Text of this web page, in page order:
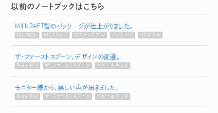
以前のノートブックはこちら
MILKRAFT製のパッケージが仕上がりました。
KIJIのこと MILKRAFT サスティナブル パッケージ リサイクル
ザ・ファーストスプーン、デザインの変遷。
Baby KIJI ザ・ファーストスプーン ベビー & キッズ
モニター様から、嬉しい声が届きました。
Baby KIJI ザ・ファーストスプーン ベビー & キッズ